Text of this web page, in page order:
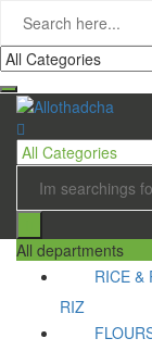
All departments
RICE &
RIZ